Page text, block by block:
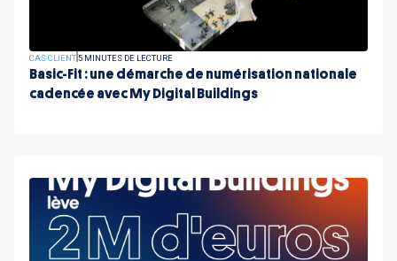
CAS CLIENT5 MINUTES DE LECTURE
Basic-Fit : une démarche de numérisation nationale
cadencée avec My Digital Buildings